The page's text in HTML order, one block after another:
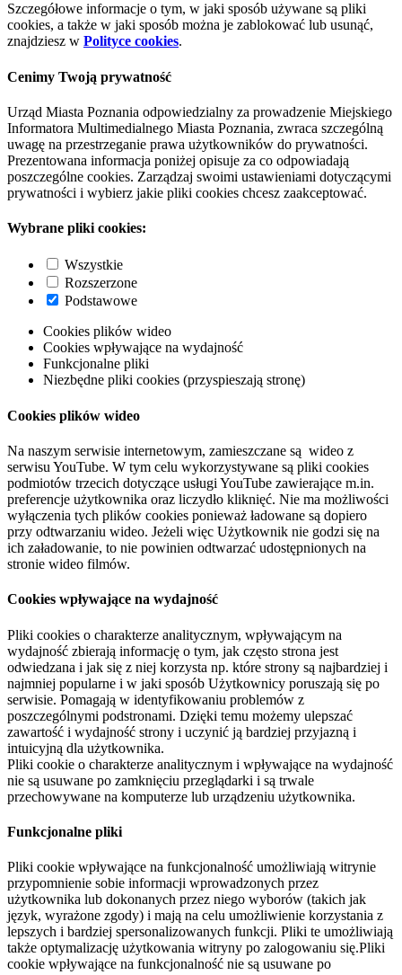
Szczegółowe informacje o tym, w jaki sposób używane są pliki
cookies, a także w jaki sposób można je zablokować lub usunąć,
znajdziesz w Polityce cookies.
Cenimy Twoją prywatność
Urząd Miasta Poznania odpowiedzialny za prowadzenie Miejskiego
Informatora Multimedialnego Miasta Poznania, zwraca szczególną
uwagę na przestrzeganie prawa użytkowników do prywatności.
Prezentowana informacja poniżej opisuje za co odpowiadają
poszczególne cookies. Zarządzaj swoimi ustawieniami dotyczącymi
prywatności i wybierz jakie pliki cookies chcesz zaakceptować.
Wybrane pliki cookies:
Wszystkie
Rozszerzone
Podstawowe
Cookies plików wideo
Cookies wpływające na wydajność
Funkcjonalne pliki
Niezbędne pliki cookies (przyspieszają stronę)
Cookies plików wideo
Na naszym serwisie internetowym, zamieszczane są wideo z
serwisu YouTube. W tym celu wykorzystywane są pliki cookies
podmiotów trzecich dotyczące usługi YouTube zawierające m.in.
preferencje użytkownika oraz liczydło kliknięć. Nie ma możliwości
wyłączenia tych plików cookies ponieważ ładowane są dopiero
przy odtwarzaniu wideo. Jeżeli więc Użytkownik nie godzi się na
ich załadowanie, to nie powinien odtwarzać udostępnionych na
stronie wideo filmów.
Cookies wpływające na wydajność
Pliki cookies o charakterze analitycznym, wpływającym na
wydajność zbierają informację o tym, jak często strona jest
odwiedzana i jak się z niej korzysta np. które strony są najbardziej i
najmniej popularne i w jaki sposób Użytkownicy poruszają się po
serwisie. Pomagają w identyfikowaniu problemów z
poszczególnymi podstronami. Dzięki temu możemy ulepszać
zawartość i wydajność strony i uczynić ją bardziej przyjazną i
intuicyjną dla użytkownika.
Pliki cookie o charakterze analitycznym i wpływające na wydajność
nie są usuwane po zamknięciu przeglądarki i są trwale
przechowywane na komputerze lub urządzeniu użytkownika.
Funkcjonalne pliki
Pliki cookie wpływające na funkcjonalność umożliwiają witrynie
przypomnienie sobie informacji wprowadzonych przez
użytkownika lub dokonanych przez niego wyborów (takich jak
język, wyrażone zgody) i mają na celu umożliwienie korzystania z
lepszych i bardziej spersonalizowanych funkcji. Pliki te umożliwiają
także optymalizację użytkowania witryny po zalogowaniu się.Pliki
cookie wpływające na funkcjonalność nie są usuwane po